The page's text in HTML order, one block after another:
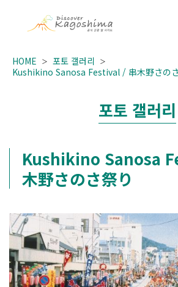
HOME
포토 갤러리
Kushikino Sanosa Festival / 串木野さの
포토 갤러리
Kushikino Sanosa
木野さのさ祭り